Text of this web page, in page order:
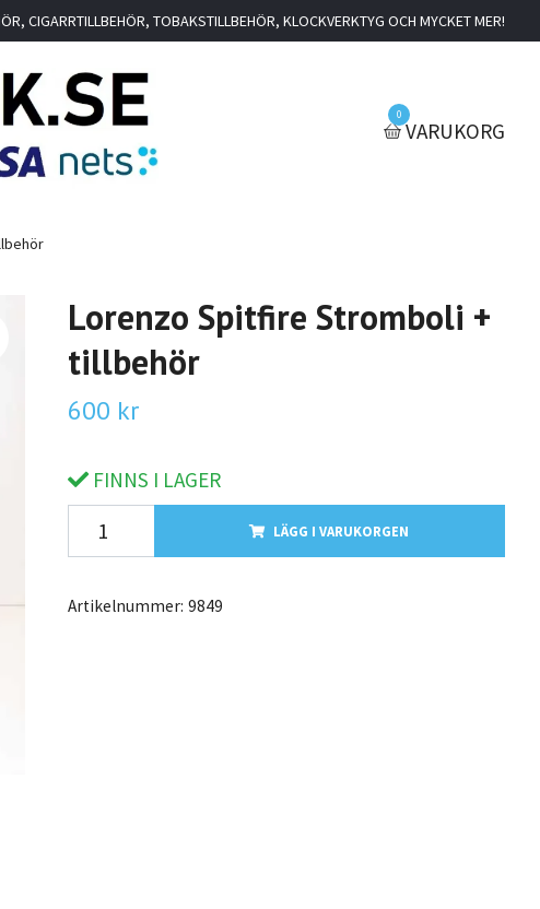
CIGARRTILLBEHÖR, TOBAKSTILLBEHÖR, KLOCKVERKTYG OCH MYCKET MER!
0
VARUKORG
Lorenzo Spitfire Stromboli +
tillbehör
600 kr
FINNS I LAGER
LÄGG I VARUKORGEN
Artikelnummer: 9849